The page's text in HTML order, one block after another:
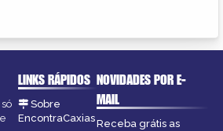
LINKS RÁPIDOS
Sobre
EncontraCaxias
NOVIDADES POR E-
MAIL
Receba grátis as